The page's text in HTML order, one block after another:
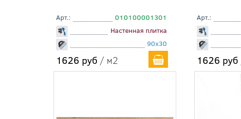
Арт.:
010100001301
Настенная плитка
90x30
1626 руб / м2
Арт.:
1626 руб